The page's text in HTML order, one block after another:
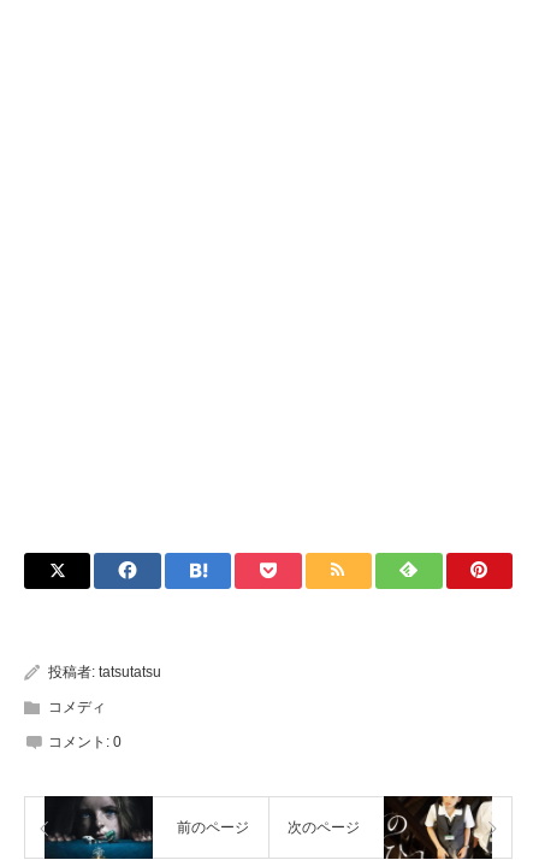
投稿者: tatsutatsu
コメディ
コメント: 0
前のページ 次のページ